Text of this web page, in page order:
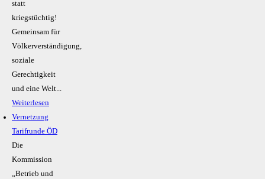
statt
kriegstüchtig!
Gemeinsam für
Völkerverständigung,
soziale
Gerechtigkeit
und eine Welt...
Weiterlesen
Vernetzung
Tarifrunde ÖD
Die
Kommission
„Betrieb und